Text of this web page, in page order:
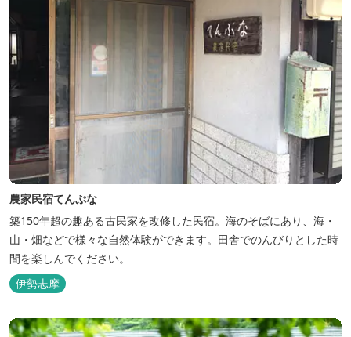
農家民宿てんぷな
築150年超の趣ある古民家を改修した民宿。海のそばにあり、海・
山・畑などで様々な自然体験ができます。田舎でのんびりとした時
間を楽しんでください。
伊勢志摩